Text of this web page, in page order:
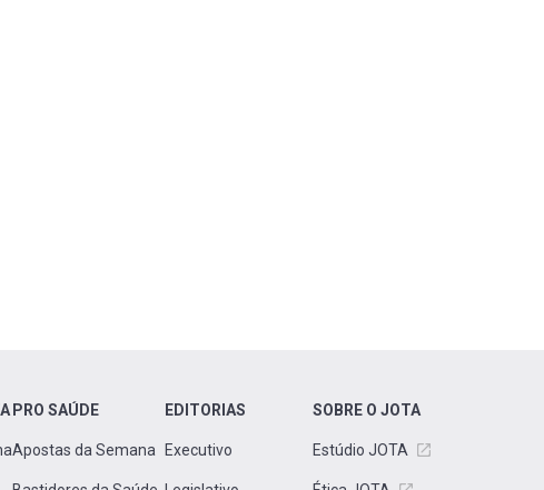
PRO SAÚDE
Apostas da Semana
EDITORIAS
Executivo
SOBRE O JOTA
Estúdio JOTA